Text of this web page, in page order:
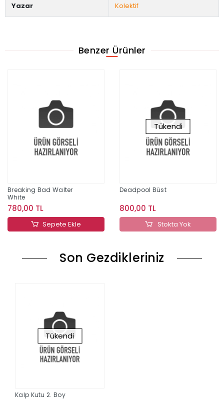
Yazar Kolektif
Benzer Ürünler
Breaking Bad Walter
White
780,00 TL
Sepete Ekle
Tükendi
Deadpool Büst
800,00 TL
Stokta Yok
Son Gezdikleriniz
Tükendi
Kalp Kutu 2. Boy